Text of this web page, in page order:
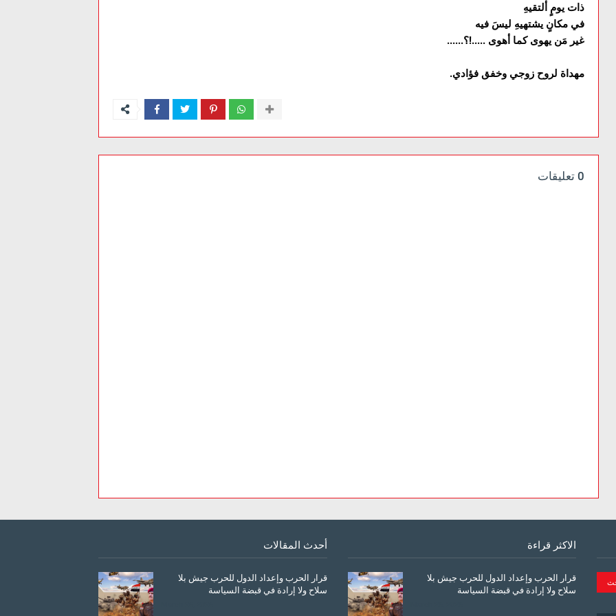
ذات يومٍ ألتقيهِ
في مكانٍ يشتهيهِ ليسَ فيه
غير مَن يهوى كما أهوى .....!؟......
مهداة لروح زوجي وخفق فؤادي.
0 تعليقات
الاكثر قراءة
قرار الحرب وإعداد الدول للحرب جيش بلا
سلاح ولا إرادة في قبضة السياسة
أحدث المقالات
قرار الحرب وإعداد الدول للحرب جيش بلا
سلاح ولا إرادة في قبضة السياسة